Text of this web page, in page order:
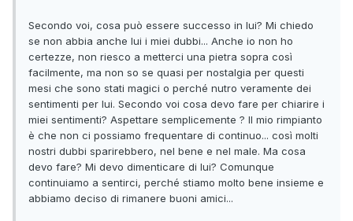
Secondo voi, cosa può essere successo in lui? Mi chiedo
se non abbia anche lui i miei dubbi... Anche io non ho
certezze, non riesco a metterci una pietra sopra così
facilmente, ma non so se quasi per nostalgia per questi
mesi che sono stati magici o perché nutro veramente dei
sentimenti per lui. Secondo voi cosa devo fare per chiarire i
miei sentimenti? Aspettare semplicemente ? Il mio rimpianto
è che non ci possiamo frequentare di continuo... così molti
nostri dubbi sparirebbero, nel bene e nel male. Ma cosa
devo fare? Mi devo dimenticare di lui? Comunque
continuiamo a sentirci, perché stiamo molto bene insieme e
abbiamo deciso di rimanere buoni amici...